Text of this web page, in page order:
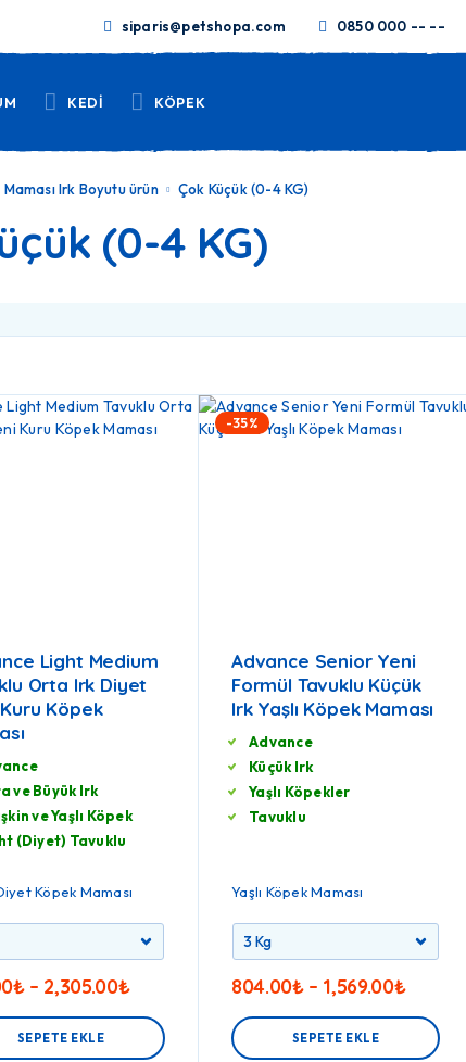
siparis@petshopa.com 0850 000 -- --
KEDİ KÖPEK
Maması Irk Boyutu ürün Çok Küçük (0-4 KG)
(0-4 KG)
Light Medium
Orta Irk Diyet
Köpek
ve Büyük Irk
ve Yaşlı Köpek
(Diyet) Tavuklu
Köpek Maması
₺– 2,305.00₺
SEPETE EKLE
-35%
Advance Senior Yeni
Formül Tavuklu Küçük
Irk Yaşlı Köpek Maması
Advance
Küçük Irk
Yaşlı Köpekler
Tavuklu
Yaşlı Köpek Maması
804.00₺– 1,569.00₺
SEPETE EKLE